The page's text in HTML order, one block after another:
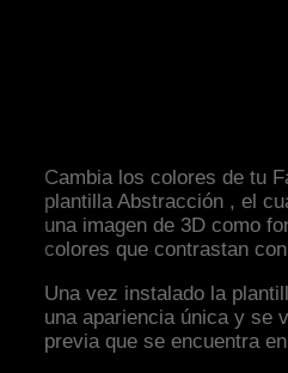
Cambia los colores de tu
plantilla Abstracción , el
una imagen de 3D como
colores que contrastan
Una vez instalado la
una apariencia única y se
previa que se encuentra